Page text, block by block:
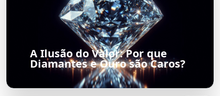
A Ilusão do Valor: Por que
Diamantes e Ouro são Caros?